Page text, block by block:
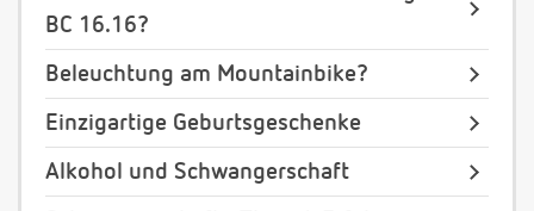
BC 16.16?
Beleuchtung am Mountainbike?
Einzigartige Geburtsgeschenke
Alkohol und Schwangerschaft